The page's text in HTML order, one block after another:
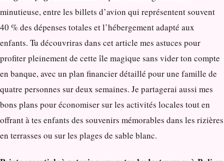
minutieuse, entre les billets d’avion qui représentent souvent
40 % des dépenses totales et l’hébergement adapté aux
enfants. Tu découvriras dans cet article mes astuces pour
profiter pleinement de cette île magique sans vider ton compte
en banque, avec un plan financier détaillé pour une famille de
quatre personnes sur deux semaines. Je partagerai aussi mes
bons plans pour économiser sur les activités locales tout en
offrant à tes enfants des souvenirs mémorables dans les rizières
en terrasses ou sur les plages de sable blanc.